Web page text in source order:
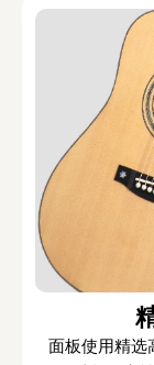
面板使用精选